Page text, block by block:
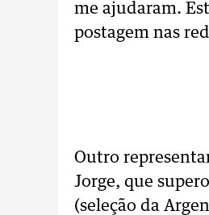
me ajudaram.
postagem nas
Outro
Jorge, que
(seleção da